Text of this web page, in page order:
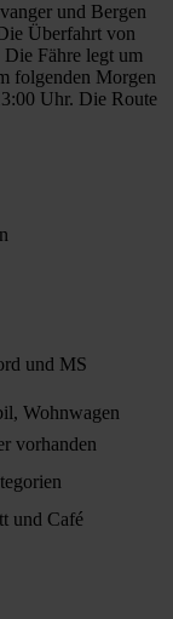
und Bergen
Überfahrt von
Fähre legt um
folgenden Morgen
Uhr. Die Route
und MS
Wohnwagen
vorhanden
und Café